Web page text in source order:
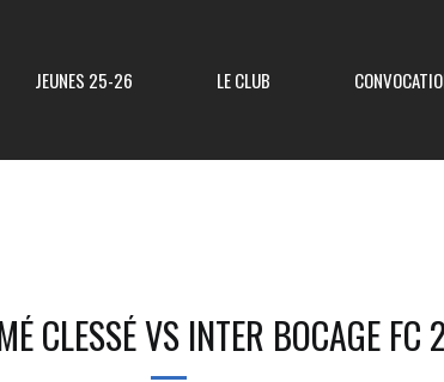
Resultats Div 3 Classement Div 3
JEUNES 25-26 LE CLUB
CLESSÉ VS INTER BOCAGE FC